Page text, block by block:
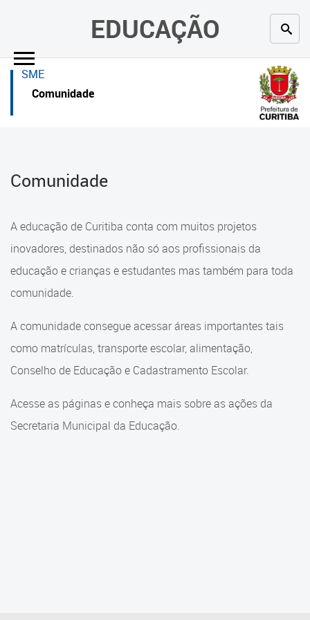
EDUCAÇÃO
×
Inicial
Secretaria
Profissionais da educação
Comunidade
Links
Portal da Prefeitura de Curitiba
Cadastramento Escolar
Cadastro Online
Portal ICS Instituto Curitiba de
Saúde
Portal Aprendere
×
Inicial
Inicial
Secretaria
Profissionais da educação
Comunidade
Contato
Cadastramento Escolar
Comunidade Escola
Conselho Municipal de
SME
Comunidade
Comunidade
A educação de Curitiba conta com muitos projetos
inovadores, destinados não só aos profissionais da
educação e crianças e estudantes mas também para toda
comunidade.
A comunidade consegue acessar áreas importantes tais
como matrículas, transporte escolar, alimentação,
Conselho de Educação e Cadastramento Escolar.
Acesse as páginas e conheça mais sobre as ações da
Secretaria Municipal da Educação.